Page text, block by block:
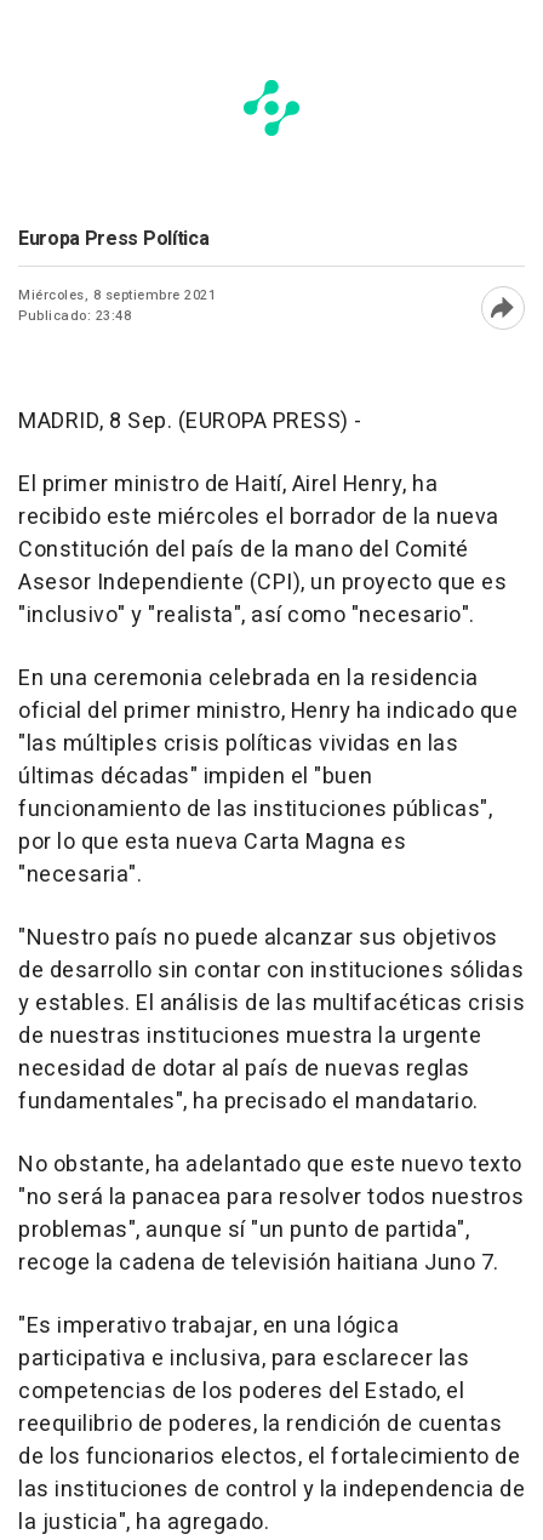
Europa Press Política
Miércoles, 8 septiembre 2021
Publicado: 23:48
MADRID, 8 Sep. (EUROPA PRESS) -
El primer ministro de Haití, Airel Henry, ha
recibido este miércoles el borrador de la nueva
Constitución del país de la mano del Comité
Asesor Independiente (CPI), un proyecto que es
"inclusivo" y "realista", así como "necesario".
En una ceremonia celebrada en la residencia
oficial del primer ministro, Henry ha indicado que
"las múltiples crisis políticas vividas en las
últimas décadas" impiden el "buen
funcionamiento de las instituciones públicas",
por lo que esta nueva Carta Magna es
"necesaria".
"Nuestro país no puede alcanzar sus objetivos
de desarrollo sin contar con instituciones sólidas
y estables. El análisis de las multifacéticas crisis
de nuestras instituciones muestra la urgente
necesidad de dotar al país de nuevas reglas
fundamentales", ha precisado el mandatario.
No obstante, ha adelantado que este nuevo texto
"no será la panacea para resolver todos nuestros
problemas", aunque sí "un punto de partida",
recoge la cadena de televisión haitiana Juno 7.
"Es imperativo trabajar, en una lógica
participativa e inclusiva, para esclarecer las
competencias de los poderes del Estado, el
reequilibrio de poderes, la rendición de cuentas
de los funcionarios electos, el fortalecimiento de
las instituciones de control y la independencia de
la justicia", ha agregado.